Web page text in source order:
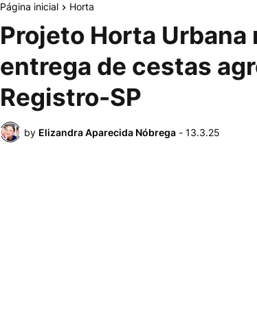
Página inicial Horta
Projeto Horta
entrega de cestas
Registro-SP
by Elizandra Aparecida Nóbrega - 13.3.25